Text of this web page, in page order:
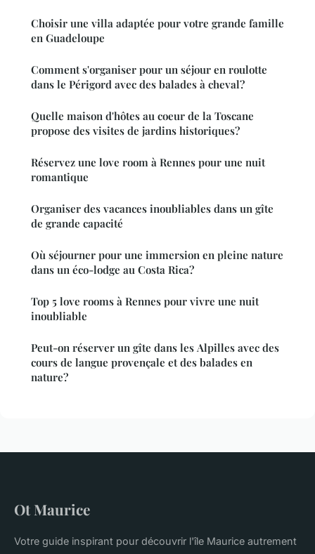
Choisir une villa adaptée pour votre grande famille
en Guadeloupe
Comment s'organiser pour un séjour en roulotte
dans le Périgord avec des balades à cheval?
Quelle maison d'hôtes au coeur de la Toscane
propose des visites de jardins historiques?
Réservez une love room à Rennes pour une nuit
romantique
Organiser des vacances inoubliables dans un gîte
de grande capacité
Où séjourner pour une immersion en pleine nature
dans un éco-lodge au Costa Rica?
Top 5 love rooms à Rennes pour vivre une nuit
inoubliable
Peut-on réserver un gîte dans les Alpilles avec des
cours de langue provençale et des balades en
nature?
Ot Maurice
Votre guide inspirant pour découvrir l'île Maurice autrement